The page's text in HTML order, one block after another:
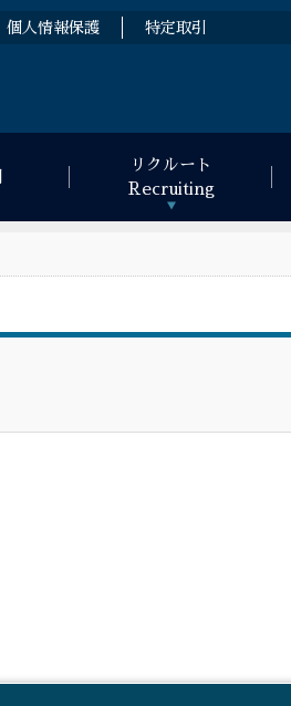
個人情報保護 特定取引
リクルート
Recruiting